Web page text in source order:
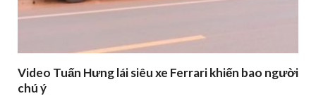
Video Tuấn Hưng lái siêu xe Ferrari khiến bao người
chú ý